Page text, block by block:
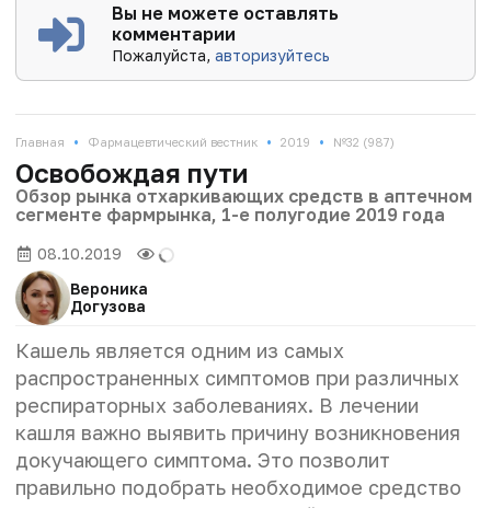
Вы не можете оставлять
комментарии
Пожалуйста,авторизуйтесь
Главная • Фармацевтический вестник • 2019 • №32 (987)
Освобождая пути
Обзор рынка отхаркивающих средств в аптечном
сегменте фармрынка, 1-е полугодие 2019 года
08.10.2019
Вероника
Догузова
Кашель является одним из самых
распространенных симптомов при различных
респираторных заболеваниях. В лечении
кашля важно выявить причину возникновения
докучающего симптома. Это позволит
правильно подобрать необходимое средство